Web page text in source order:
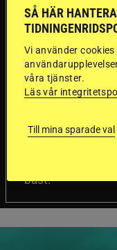
sämst
prisklasser för
Det visar sig
bäst.
SÅ HÄR
Vi använder
våra tjänster.
Läs vår
Till mina sparade val